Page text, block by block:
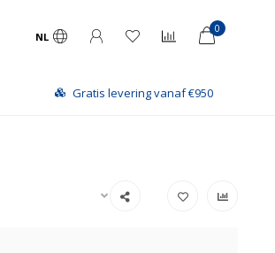
NL
0
Gratis levering vanaf €950